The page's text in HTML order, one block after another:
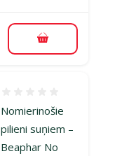
Pievienot grozam
Nomierinošie
pilieni suņiem –
Beaphar No